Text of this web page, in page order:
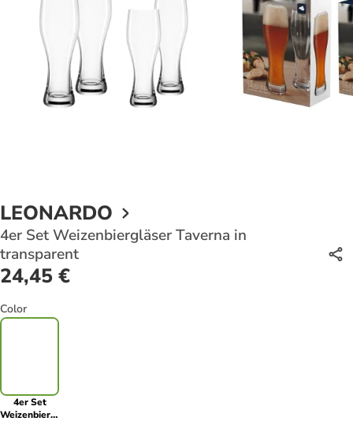
LEONARDO
4er Set Weizenbiergläser Taverna in
transparent
24,45 €
Color
4er Set
Weizenbiergläser